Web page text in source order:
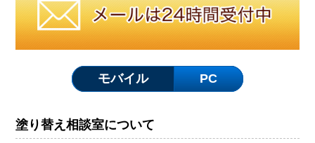
モバイル PC
塗り替え相談室について